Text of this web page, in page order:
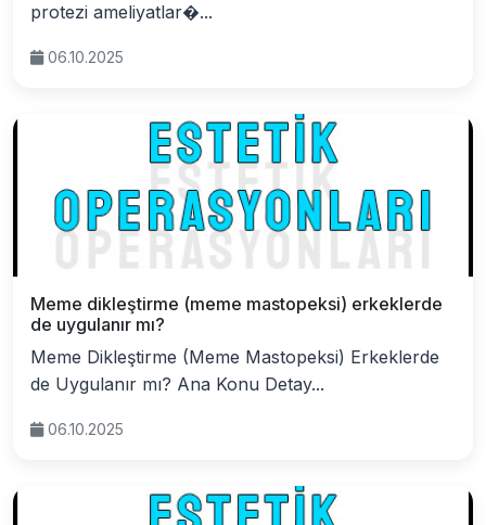
protezi ameliyatlar�...
06.10.2025
Meme dikleştirme (meme mastopeksi) erkeklerde
de uygulanır mı?
Meme Dikleştirme (Meme Mastopeksi) Erkeklerde
de Uygulanır mı? Ana Konu Detay...
06.10.2025